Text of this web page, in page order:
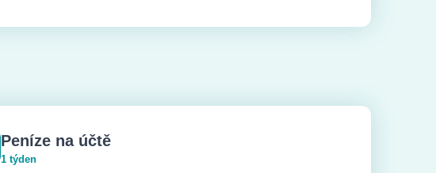
Peníze na účtě
1 týden